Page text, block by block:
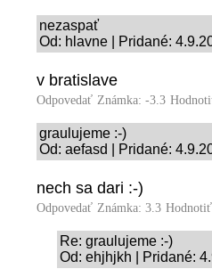
nezaspať
Od: hlavne | Pridané:
v bratislave
Odpovedať Známka: -3.3
graulujeme :-)
Od: aefasd | Pridané:
nech sa dari :-)
Odpovedať Známka: 3.3
Re: graulujeme :-)
Od: ehjhjkh | Pridané: